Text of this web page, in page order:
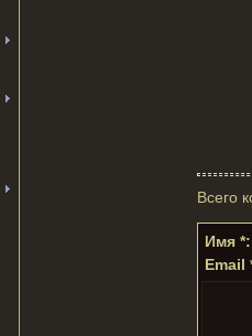
Всего
Имя *:
Email